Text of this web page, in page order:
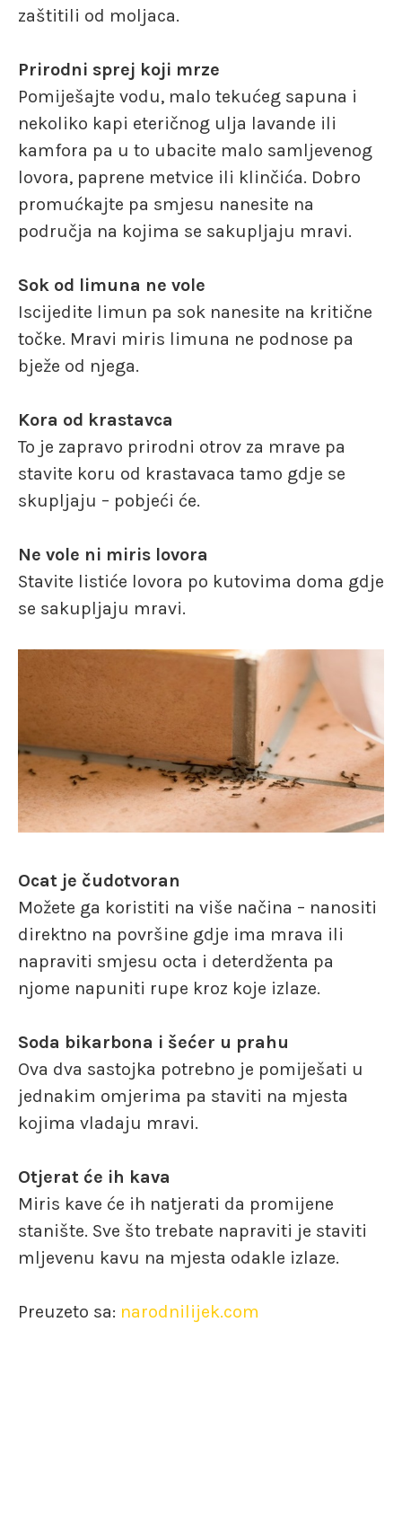
zaštitili od moljaca.
Prirodni sprej koji mrze
Pomiješajte vodu, malo tekućeg sapuna i
nekoliko kapi eteričnog ulja lavande ili
kamfora pa u to ubacite malo samljevenog
lovora, paprene metvice ili klinčića. Dobro
promućkajte pa smjesu nanesite na
područja na kojima se sakupljaju mravi.
Sok od limuna ne vole
Iscijedite limun pa sok nanesite na kritične
točke. Mravi miris limuna ne podnose pa
bježe od njega.
Kora od krastavca
To je zapravo prirodni otrov za mrave pa
stavite koru od krastavaca tamo gdje se
skupljaju – pobjeći će.
Ne vole ni miris lovora
Stavite listiće lovora po kutovima doma gdje
se sakupljaju mravi.
Ocat je čudotvoran
Možete ga koristiti na više načina – nanositi
direktno na površine gdje ima mrava ili
napraviti smjesu octa i deterdženta pa
njome napuniti rupe kroz koje izlaze.
Soda bikarbona i šećer u prahu
Ova dva sastojka potrebno je pomiješati u
jednakim omjerima pa staviti na mjesta
kojima vladaju mravi.
Otjerat će ih kava
Miris kave će ih natjerati da promijene
stanište. Sve što trebate napraviti je staviti
mljevenu kavu na mjesta odakle izlaze.
Preuzeto sa: narodnilijek.com